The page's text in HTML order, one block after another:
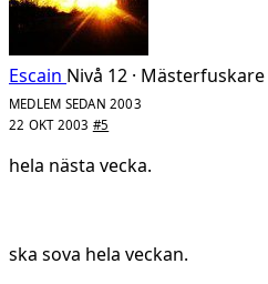
Escain Nivå 12 · Mästerfuskare
MEDLEM SEDAN 2003
22 OKT 2003 #5
hela nästa vecka.
ska sova hela veckan.